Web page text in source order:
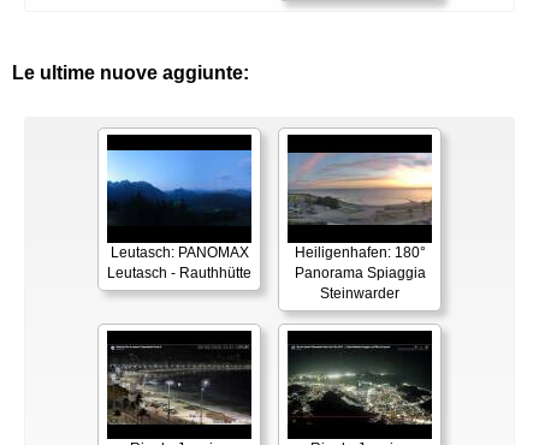
Le ultime nuove aggiunte:
Leutasch: PANOMAX
Leutasch - Rauthhütte
Heiligenhafen: 180°
Panorama Spiaggia
Steinwarder